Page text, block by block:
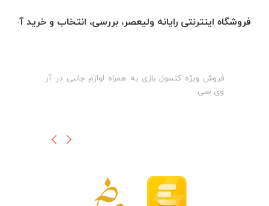
فروشگاه اینترنتی رایانه ولیعصر، بررسی، انتخاب و خرید
فروش ویژه کنسول بازی به همراه لوازم جانبی در آر
وی سی